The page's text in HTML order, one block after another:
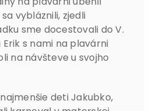
vybláznili, zjedli
sme docestovali do V.
Erik s nami na plavárni
na návšteve u svojho
deti Jakubko,